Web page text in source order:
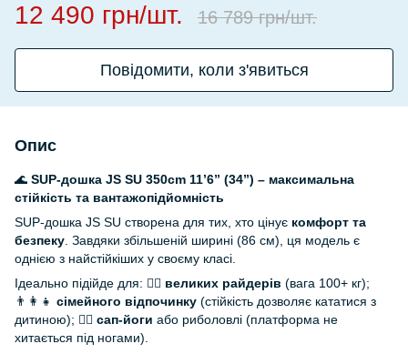
12 490 грн/шт. 16 789 грн/шт.
Повідомити, коли з'явиться
Опис
🌊 SUP-дошка JS SU 350cm 11’6” (34”) – максимальна
стійкість та вантажопідйомність
SUP-дошка JS SU створена для тих, хто цінує комфорт та
безпеку . Завдяки збільшеній ширині (86 см), ця модель є
однією з найстійкіших у своєму класі.
Ідеально підійде для: 🏄‍♂️ великих райдерів (вага 100+ кг);
👨‍👩‍👧 сімейного відпочинку (стійкість дозволяє кататися з
дитиною); 🧘‍♀️ сап-йоги або риболовлі (платформа не
хитається під ногами).